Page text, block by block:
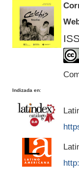
Indizada en: